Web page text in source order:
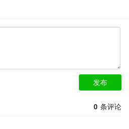
发布
0 条评论